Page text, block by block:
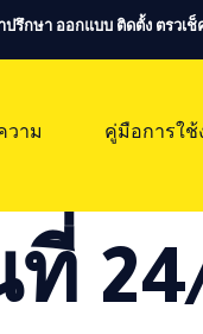
ปรึกษา ออกแบบ ติดตั้ง ตรว
วาม
คู่มือการใช้